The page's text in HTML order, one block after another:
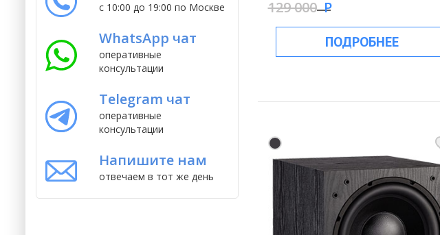
с 10:00 до 19:00 по Москве
WhatsApp чат
оперативные
консультации
Telegram чат
оперативные
консультации
Напишите нам
отвечаем в тот же день
129 000 Р
ПОДРОБНЕЕ